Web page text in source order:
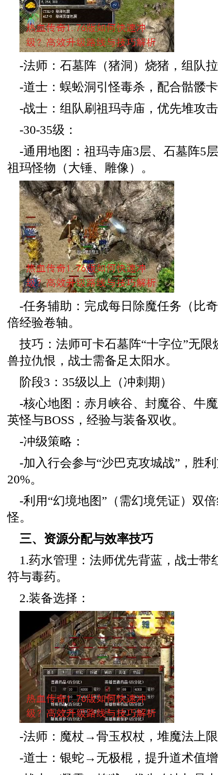
-法师：石墓阵（猪洞）烧猪，组队
-道士：蜈蚣洞引怪毒杀，配合骷髅
-战士：组队刷祖玛寺庙，优先堆攻
-30-35级：
-通用地图：祖玛寺庙3层、石墓阵5
祖玛怪物（大锤、雕像）。
-任务辅助：完成每日除魔任务（比
倍经验卷轴。
技巧：法师可卡石墓阵“十字位”无
兽拉仇恨，战士需备足太阳水。
阶段3：35级以上（冲刺期）
-核心地图：赤月峡谷、封魔谷、牛
英怪与BOSS，经验与装备双收。
-冲级策略：
-加入行会参与“沙巴克攻城战”，胜
20%。
-利用“幻境地图”（需幻境凭证）双
怪。
三、资源分配与效率技巧
1.药水管理：法师优先背蓝，战士带
符与毒药。
2.装备选择：
-法师：魔杖→骨玉权杖，堆魔法上
-道士：银蛇→无极棍，提升道术值